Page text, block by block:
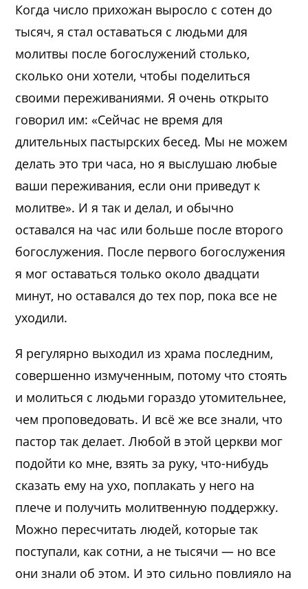
Когда число прихожан выросло с сотен до
тысяч, я стал оставаться с людьми для
молитвы после богослужений столько,
сколько они хотели, чтобы поделиться
своими переживаниями. Я очень открыто
говорил им: «Сейчас не время для
длительных пастырских бесед. Мы не можем
делать это три часа, но я выслушаю любые
ваши переживания, если они приведут к
молитве». И я так и делал, и обычно
оставался на час или больше после второго
богослужения. После первого богослужения
я мог оставаться только около двадцати
минут, но оставался до тех пор, пока все не
уходили.
Я регулярно выходил из храма последним,
совершенно измученным, потому что стоять
и молиться с людьми гораздо утомительнее,
чем проповедовать. И всё же все знали, что
пастор так делает. Любой в этой церкви мог
подойти ко мне, взять за руку, что-нибудь
сказать ему на ухо, поплакать у него на
плече и получить молитвенную поддержку.
Можно пересчитать людей, которые так
поступали, как сотни, а не тысячи — но все
они знали об этом. И это сильно повлияло на